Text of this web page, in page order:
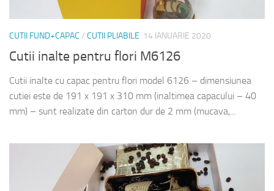
CUTII FUND+CAPAC / CUTII PLIABILE 14 IANUARIE 2020
Cutii inalte pentru flori M6126
Cutii inalte cu capac pentru flori model 6126 – dimensiunea
cutiei este de 191 x 191 x 310 mm (inaltimea capacului – 40
mm) – sunt realizate din carton dur de 2 mm (mucava,...